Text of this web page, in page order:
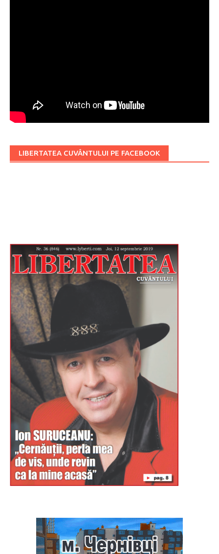
LIBERTATEA CUVÂNTULUI PE FACEBOOK